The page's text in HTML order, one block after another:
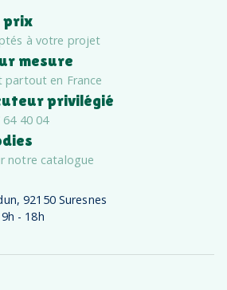
prix
à votre projet
mesure
en France
privilégié
40 04
notre catalogue
92150 Suresnes
- 18h